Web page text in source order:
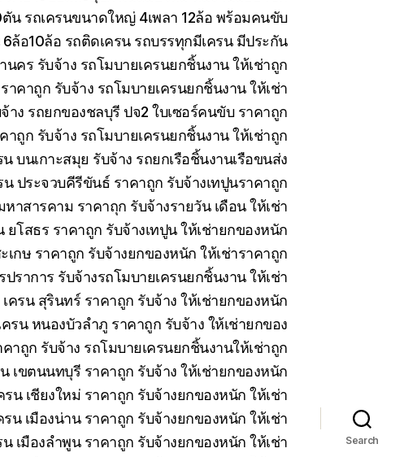
ตัน รถเครนขนาดใหญ่ 4เพลา 12ล้อ พร้อมคนขับ
ล้อ10ล้อ รถติดเครน รถบรรทุกมีเครน มีประกัน
นคร รับจ้าง รถโมบายเครนยกชิ้นงาน ให้เช่าถูก
าคาถูก รับจ้าง รถโมบายเครนยกชิ้นงาน ให้เช่า
าง รถยกของชลบุรี ปจ2 ใบเซอร์คนขับ ราคาถูก
าถูก รับจ้าง รถโมบายเครนยกชิ้นงาน ให้เช่าถูก
น บนเกาะสมุย รับจ้าง รถยกเรือชิ้นงานเรือขนส่ง
น ประจวบคีรีขันธ์ ราคาถูก รับจ้างเทปูนราคาถูก
หาสารคาม ราคาถุก รับจ้างรายวัน เดือน ให้เช่า
ยโสธร ราคาถูก รับจ้างเทปูน ให้เช่ายกของหนัก
เกษ ราคาถูก รับจ้างยกของหนัก ให้เช่าราคาถูก
ปราการ รับจ้างรถโมบายเครนยกชิ้นงาน ให้เช่า
เครน สุรินทร์ ราคาถูก รับจ้าง ให้เช่ายกของหนัก
ครน หนองบัวลำภู ราคาถูก รับจ้าง ให้เช่ายกของ
าถูก รับจ้าง รถโมบายเครนยกชิ้นงานให้เช่าถูก
น เขตนนทบุรี ราคาถูก รับจ้าง ให้เช่ายกของหนัก
รน เชียงใหม่ ราคาถูก รับจ้างยกของหนัก ให้เช่า
รน เมืองน่าน ราคาถูก รับจ้างยกของหนัก ให้เช่า
น เมืองลำพูน ราคาถูก รับจ้างยกของหนัก ให้เช่า
Search